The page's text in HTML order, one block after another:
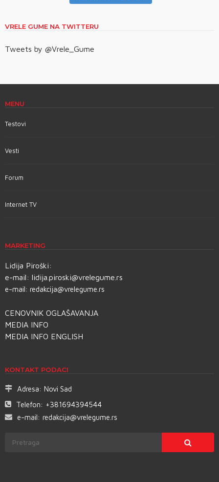
VRELE GUME NA TWITTERU
Tweets by @Vrele_Gume
MENU
Testovi
Vesti
Forum
Internet TV
MARKETING
Lidija Piroški:
e-mail: lidija.piroski@vrelegume.rs
e-mail: redakcija@vrelegume.rs
CENOVNIK OGLAŠAVANJA
MEDIA INFO
MEDIA INFO ENGLISH
KONTAKT PODACI
Adresa: Novi Sad
Telefon: +381694394544
e-mail: redakcija@vrelegume.rs